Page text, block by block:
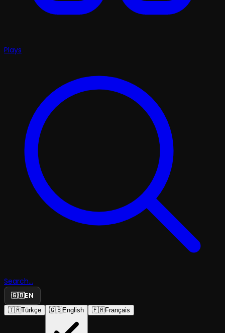
Plays
Search...
🇬🇧EN
🇹🇷Türkçe 🇬🇧English 🇫🇷Français